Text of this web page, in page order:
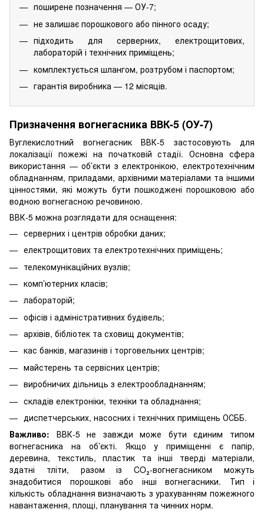
поширене позначення — ОУ-7;
не залишає порошкового або пінного осаду;
підходить для серверних, електрощитових,
лабораторій і технічних приміщень;
комплектується шлангом, розтрубом і паспортом;
гарантія виробника — 12 місяців.
Призначення вогнегасника ВВК-5 (ОУ-7)
Вуглекислотний вогнегасник ВВК-5 застосовують для
локалізації пожежі на початковій стадії. Основна сфера
використання — об’єкти з електронікою, електротехнічним
обладнанням, приладами, архівними матеріалами та іншими
цінностями, які можуть бути пошкоджені порошковою або
водною вогнегасною речовиною.
ВВК-5 можна розглядати для оснащення:
серверних і центрів обробки даних;
електрощитових та електротехнічних приміщень;
телекомунікаційних вузлів;
комп’ютерних класів;
лабораторій;
офісів і адміністративних будівель;
архівів, бібліотек та сховищ документів;
кас банків, магазинів і торговельних центрів;
майстерень та сервісних центрів;
виробничих дільниць з електрообладнанням;
складів електроніки, техніки та обладнання;
диспетчерських, насосних і технічних приміщень ОСББ.
Важливо: ВВК-5 не завжди може бути єдиним типом
вогнегасника на об’єкті. Якщо у приміщенні є папір,
деревина, текстиль, пластик та інші тверді матеріали,
здатні тліти, разом із CO₂-вогнегасником можуть
знадобитися порошкові або інші вогнегасники. Тип і
кількість обладнання визначають з урахуванням пожежного
навантаження, площі, планування та чинних норм.